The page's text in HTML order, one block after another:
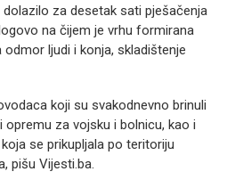
za desetak sati pješačenja
na čijem je vrhu formirana
ljudi i konja, skladištenje
koji su svakodnevno brinuli
opremu za vojsku i bolnicu, kao i
se prikupljala po teritoriju
pišu Vijesti.ba.